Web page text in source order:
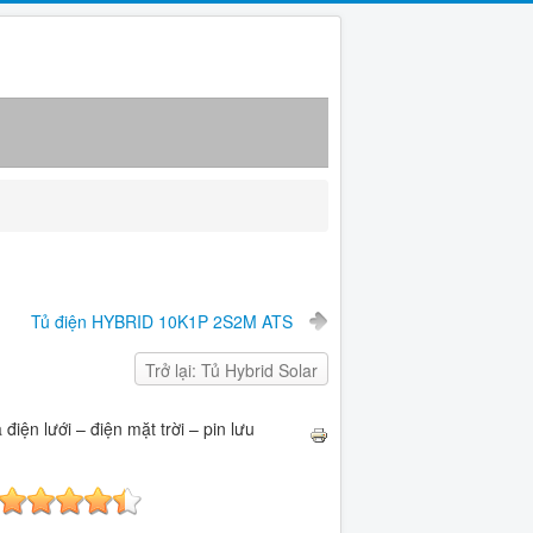
Tủ điện HYBRID 10K1P 2S2M ATS
Trở lại: Tủ Hybrid Solar
lưới – điện mặt trời – pin lưu